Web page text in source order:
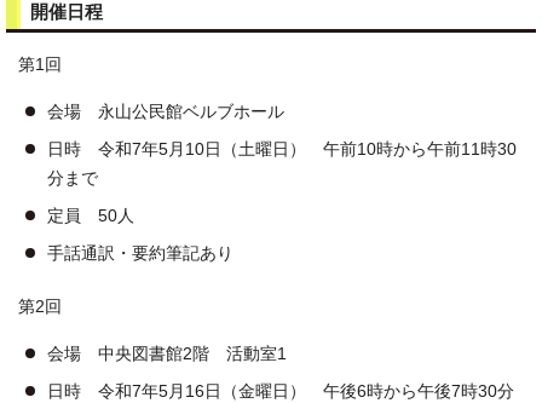
開催日程
第1回
会場 永山公民館ベルブホール
日時 令和7年5月10日（土曜日） 午前10時から午前11時30
分まで
定員 50人
手話通訳・要約筆記あり
第2回
会場 中央図書館2階 活動室1
日時 令和7年5月16日（金曜日） 午後6時から午後7時30分